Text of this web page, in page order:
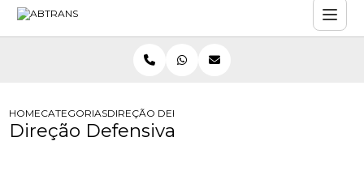
HOMECATEGORIASDIREÇÃO DEFENSIVA
Direção Defensiva